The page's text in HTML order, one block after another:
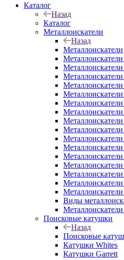
Каталог
Назад
Каталог
Металлоискатели
Назад
Металлоискатели
Виды
Поисковые катушки
Назад
Поисковые
Катушки Whites
Катушки Garrett